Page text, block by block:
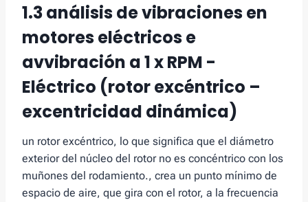
1.3análisis de vibraciones en
motores eléctricose
avvibración a 1 x RPM -
Eléctrico (rotor excéntrico –
excentricidad dinámica)
un rotor excéntrico, lo que significa que el diámetro
exterior del núcleo del rotor no es concéntrico con los
muñones del rodamiento., crea un punto mínimo de
espacio de aire, que gira con el rotor, a la frecuencia